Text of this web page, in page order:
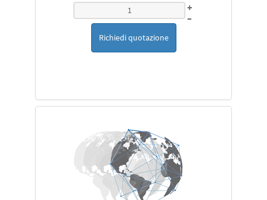
+
–
Richiedi quotazione